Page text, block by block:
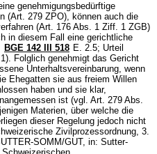
genehmigungsbedürftige
(Art. 279 ZPO), können auch die
(Art. 176 Abs. 1 Ziff. 1 ZGB)
in diesem Fall eine gerichtliche
BGE 142 III 518 E. 2.5; Urteil
Folglich genehmigt das Gericht
Unterhaltsvereinbarung, wenn
Ehegatten sie aus freiem Willen
haben und sie klar,
ist (vgl. Art. 279 Abs.
Materien, über welche die
dieser Regelung jedoch nicht
Zivilprozessordnung, 3.
SOMM/GUT, in: Sutter-